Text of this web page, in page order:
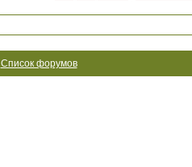
Список форумов